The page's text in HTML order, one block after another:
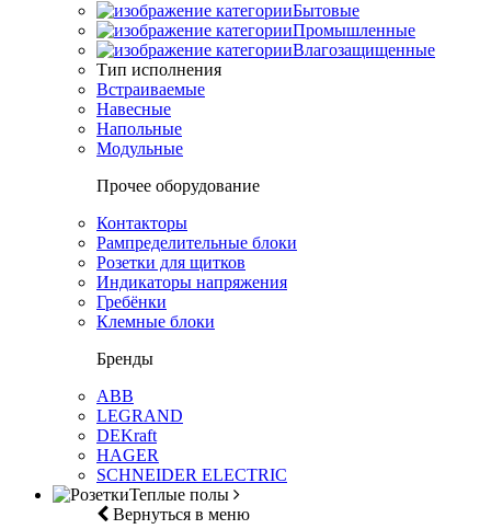
Бытовые
Промышленные
Влагозащищенные
Тип исполнения
Встраиваемые
Навесные
Напольные
Модульные
Прочее оборудование
Контакторы
Рампределительные блоки
Розетки для щитков
Индикаторы напряжения
Гребёнки
Клемные блоки
Бренды
ABB
LEGRAND
DEKraft
HAGER
SCHNEIDER ELECTRIC
Теплые полы
Вернуться в меню